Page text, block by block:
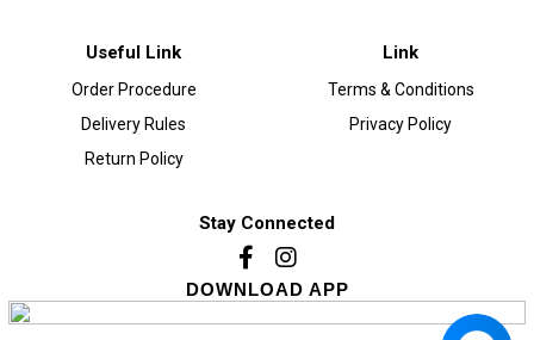
Useful Link
Order Procedure
Delivery Rules
Return Policy
Link
Terms & Conditions
Privacy Policy
Stay Connected
DOWNLOAD APP